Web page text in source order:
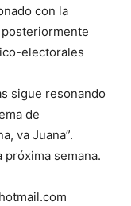
con la
electorales
sigue resonando
de
va Juana”.
próxima semana.